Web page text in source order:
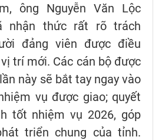
ông Nguyễn Văn Lộc
nhận thức rất rõ trách
đảng viên được điều
trí mới. Các cán bộ được
này sẽ bắt tay ngay vào
vụ được giao; quyết
tốt nhiệm vụ 2026, góp
triển chung của tỉnh.